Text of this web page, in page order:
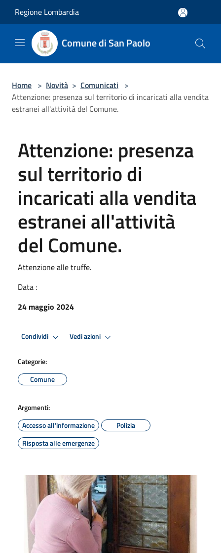
Regione Lombardia
Comune di San Paolo
Home > Novità > Comunicati >
Attenzione: presenza sul territorio di incaricati alla vendita
estranei all'attività del Comune.
Attenzione: presenza
sul territorio di
incaricati alla vendita
estranei all'attività
del Comune.
Attenzione alle truffe.
Data :
24 maggio 2024
Condividi Vedi azioni
Categorie:
Comune
Argomenti:
Accesso all'informazione
Polizia
Risposta alle emergenze